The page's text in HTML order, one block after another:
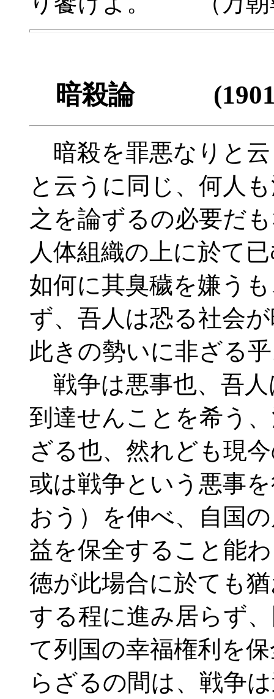
暗殺論 (1901
暗殺を罪悪なりと
と云うに同じ、何人
之を論ずるの必要だ
人体組織の上に於て
如何に其臭穢を嫌う
ず、吾人は恐る社会
此きの勢いに非ざる
戦争は悪事也、吾
到達せんことを希う
ざる也、然れども現
或は戦争という悪事
おう）を伸べ、自国
益を保全すること能
徳が此場合に於ても
する程に進み居らず
て列国の幸福権利を
らざるの間は、戦争